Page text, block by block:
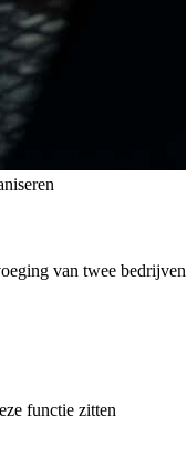
van twee bedrijven
functie zitten